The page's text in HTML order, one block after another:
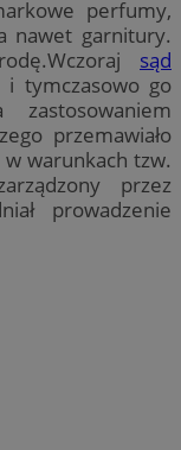
perfumy,
nawet garnitury.
sąd
i tymczasowo go
przemawiało
warunkach tzw.
przez
prowadzenie